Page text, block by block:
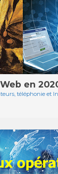
en
téléphonie et